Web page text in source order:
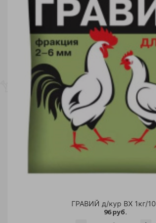
1 027.50 1 351
Склады
ГРАВИЙ д/кур ВХ 1кг/10
96 руб.